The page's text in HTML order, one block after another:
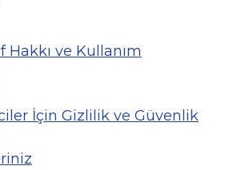
ve Kullanım
İçin Gizlilik ve Güvenlik